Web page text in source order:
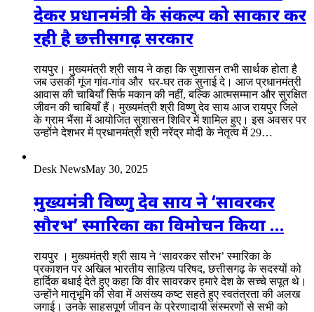
देकर प्रधानमंत्री के संकल्प को साकार कर
रही है छत्तीसगढ़ सरकार
रायपुर। मुख्यमंत्री श्री साय ने कहा कि सुशासन तभी सार्थक होता है
जब उसकी गूंज गांव-गांव और घर-घर तक सुनाई दे। आज प्रधानमंत्री
आवास की चाबियाँ सिर्फ मकान की नहीं, बल्कि आत्मसम्मान और सुरक्षित
जीवन की चाबियाँ हैं। मुख्यमंत्री श्री विष्णु देव साय आज रायपुर जिले
के ग्राम भैंसा में आयोजित सुशासन शिविर में शामिल हुए। इस अवसर पर
उन्होंने देशभर में प्रधानमंत्री श्री नरेंद्र मोदी के नेतृत्व में 29…
Desk NewsMay 30, 2025
मुख्यमंत्री विष्णु देव साय ने ‘सावरकर
सौरभ’ स्मारिका का विमोचन किया …
रायपुर । मुख्यमंत्री श्री साय ने ‘सावरकर सौरभ’ स्मारिका के
प्रकाशन पर अखिल भारतीय साहित्य परिषद, छत्तीसगढ़ के सदस्यों को
हार्दिक बधाई देते हुए कहा कि वीर सावरकर हमारे देश के सच्चे सपूत थे।
उन्होंने मातृभूमि की सेवा में असंख्य कष्ट सहते हुए स्वतंत्रता की अलख
जगाई। उनके साहसपूर्ण जीवन के प्रेरणादायी संस्मरणों से सभी को